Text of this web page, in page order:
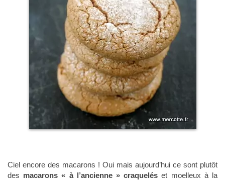
Ciel encore des macarons ! Oui mais aujourd’hui ce sont plutôt
des macarons « à l’ancienne » craquelés et moelleux à la